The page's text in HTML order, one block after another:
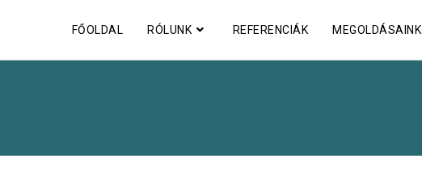
FŐOLDAL RÓLUNK REFERENCIÁK MEGOLDÁSAINK